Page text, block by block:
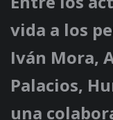
vida a los
Iván Mora,
Palacios,
una